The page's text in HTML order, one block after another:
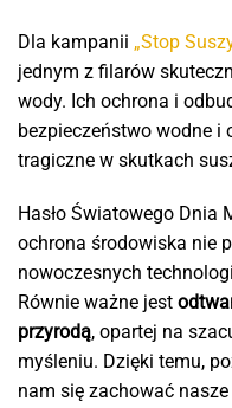
Dla kampanii „Stop
jednym z filarów
wody. Ich ochrona i
bezpieczeństwo wodne i
tragiczne w skutkach
Hasło Światowego Dnia
ochrona środowiska nie
nowoczesnych
Równie ważne jest
przyrodą, opartej na
myśleniu. Dzięki temu,
nam się zachować